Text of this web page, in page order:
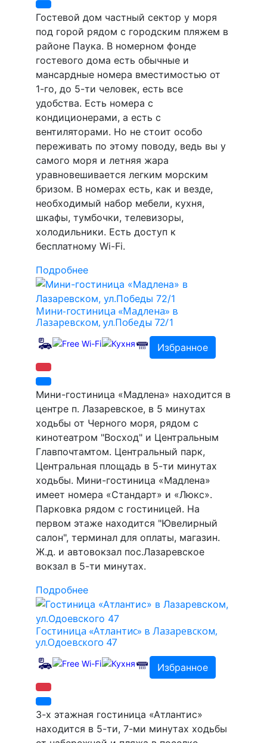
Гостевой дом частный сектор у моря
под горой рядом с городским пляжем в
районе Паука. В номерном фонде
гостевого дома есть обычные и
мансардные номера вместимостью от
1-го, до 5-ти человек, есть все
удобства. Есть номера с
кондиционерами, а есть с
вентиляторами. Но не стоит особо
переживать по этому поводу, ведь вы у
самого моря и летняя жара
уравновешивается легким морским
бризом. В номерах есть, как и везде,
необходимый набор мебели, кухня,
шкафы, тумбочки, телевизоры,
холодильники. Есть доступ к
бесплатному Wi-Fi.
Подробнее
Мини-гостиница «Мадлена» в
Лазаревском, ул.Победы 72/1
Избранное
Мини-гостиница «Мадлена» находится в
центре п. Лазаревское, в 5 минутах
ходьбы от Черного моря, рядом с
кинотеатром "Восход" и Центральным
Главпочтамтом. Центральный парк,
Центральная площадь в 5-ти минутах
ходьбы. Мини-гостиница «Мадлена»
имеет номера «Стандарт» и «Люкс».
Парковка рядом с гостиницей. На
первом этаже находится "Ювелирный
салон", терминал для оплаты, магазин.
Ж.д. и автовокзал пос.Лазаревское
вокзал в 5-ти минутах.
Подробнее
Гостиница «Атлантис» в Лазаревском,
ул.Одоевского 47
Избранное
3-х этажная гостиница «Атлантис»
находится в 5-ти, 7-ми минутах ходьбы